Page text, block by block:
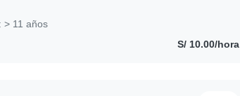
> 11 años
S/ 10.00/hora